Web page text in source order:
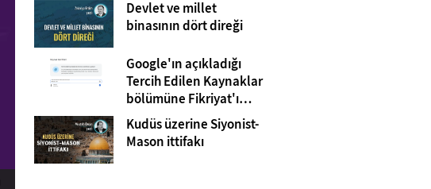
Gazze
Devlet ve millet
binasının dört direği
Google'ın açıkladığı
Tercih Edilen Kaynaklar
bölümüne Fikriyat'ı
eklemeyi unutmayın!
Kudüs üzerine Siyonist-
Mason ittifakı